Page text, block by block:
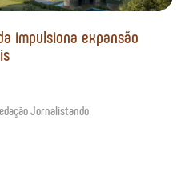
impulsiona expansão
Jornalistando